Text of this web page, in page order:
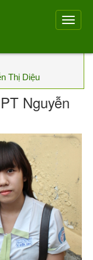
Thị Diệu
Nguyễn